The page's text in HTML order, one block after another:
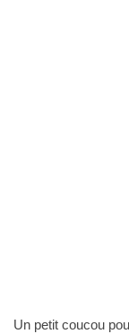
Un petit coucou